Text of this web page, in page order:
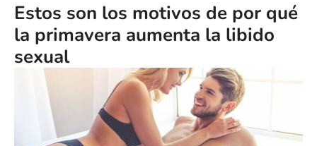
Estos son los motivos de por qué
la primavera aumenta la libido
sexual